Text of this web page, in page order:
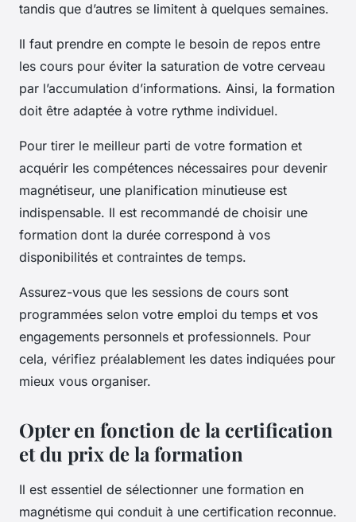
tandis que d’autres se limitent à quelques semaines.
Il faut prendre en compte le besoin de repos entre
les cours pour éviter la saturation de votre cerveau
par l’accumulation d’informations. Ainsi, la formation
doit être adaptée à votre rythme individuel.
Pour tirer le meilleur parti de votre formation et
acquérir les compétences nécessaires pour devenir
magnétiseur, une planification minutieuse est
indispensable. Il est recommandé de choisir une
formation dont la durée correspond à vos
disponibilités et contraintes de temps.
Assurez-vous que les sessions de cours sont
programmées selon votre emploi du temps et vos
engagements personnels et professionnels. Pour
cela, vérifiez préalablement les dates indiquées pour
mieux vous organiser.
Opter en fonction de la certification
et du prix de la formation
Il est essentiel de sélectionner une formation en
magnétisme qui conduit à une certification reconnue.